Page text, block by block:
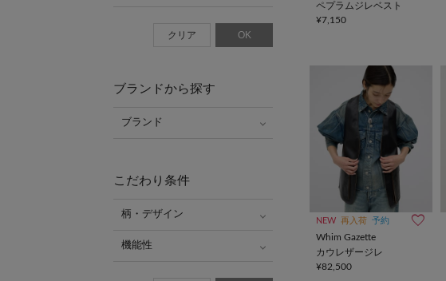
ペプラムジレベスト
¥7,150
NEW 再入荷 予約
Whim Gazette
カウレザージレ
¥82,500
クリア OK
ブランドから探す
ブランド
こだわり条件
柄・デザイン
機能性